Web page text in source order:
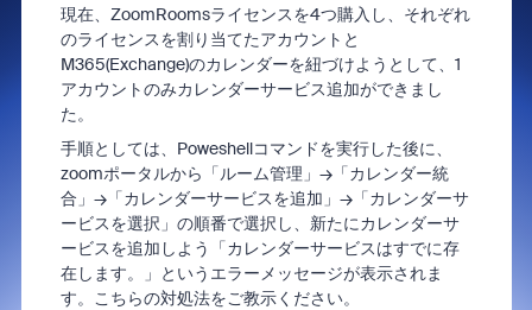
現在、ZoomRoomsライセンスを4つ購入し、それぞれ
のライセンスを割り当てたアカウントと
M365(Exchange)のカレンダーを紐づけようとして、1
アカウントのみカレンダーサービス追加ができまし
た。
手順としては、Poweshellコマンドを実行した後に、
zoomポータルから「ルーム管理」→「カレンダー統
合」→「カレンダーサービスを追加」→「カレンダーサ
ービスを選択」の順番で選択し、新たにカレンダーサ
ービスを追加しよう「カレンダーサービスはすでに存
在します。」というエラーメッセージが表示されま
す。こちらの対処法をご教示ください。